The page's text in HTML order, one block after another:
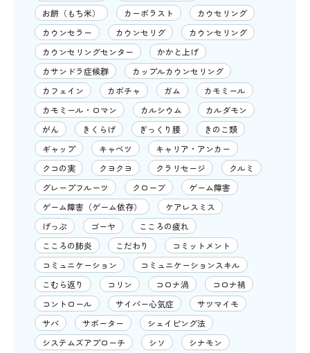
お餅（もち米）
カーボラスト
カウセリング
カウンセラー
カウンセリグ
カウンセリング
カウンセリングセンター
かかと上げ
カサンドラ症候群
カップルカウンセリング
カフェイン
カボチャ ガム
カモミール
カモミール・ロマン
カルシウム
カルダモン
がん
きくらげ ぎっくり腰
きのこ類
ギャップ
キャベツ
キャリア・アンカー
クコの実
クヨクヨ クラリセージ
クルミ
グレープフルーツ
クローブ
ゲーム障害
ゲーム障害（ゲーム依存）
ケアレスミス
げっぷ
ゴーヤ
こころの疲れ
こころの肺炎
こだわり
コミットメント
コミュニケーション
コミュニケーションスキル
こむら返り
コリン コロナ渦
コロナ禍
コントロール
サイバー心気症
サツマイモ
サバ
サポーター
シェイピング法
システムズアプローチ
シソ
シナモン